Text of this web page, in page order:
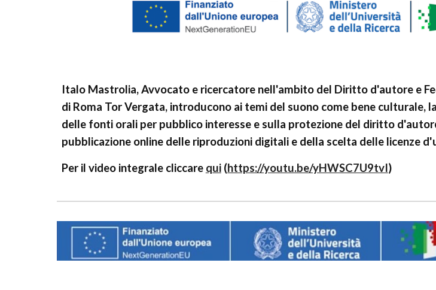
Italo Mastrolia, Avvocato e ricercatore nell'ambito del Diritto d'autore e
di Roma Tor Vergata, introducono ai temi del suono come bene
delle fonti orali per pubblico interesse e sulla protezione del diritto
pubblicazione online delle riproduzioni digitali e della scelta delle licenze
Per il video integrale cliccare qui(https://youtu.be/yHWSC7U9tvI)